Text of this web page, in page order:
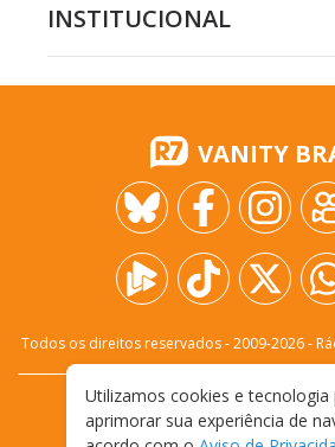
INSTITUCIONAL
VANITY
Todos os direitos reservados - 2009-2026-
FALE CONOSCO
TERMOS E CONDIÇÕES DE
Utilizamos cookies e tecnologia
aprimorar sua experiência de